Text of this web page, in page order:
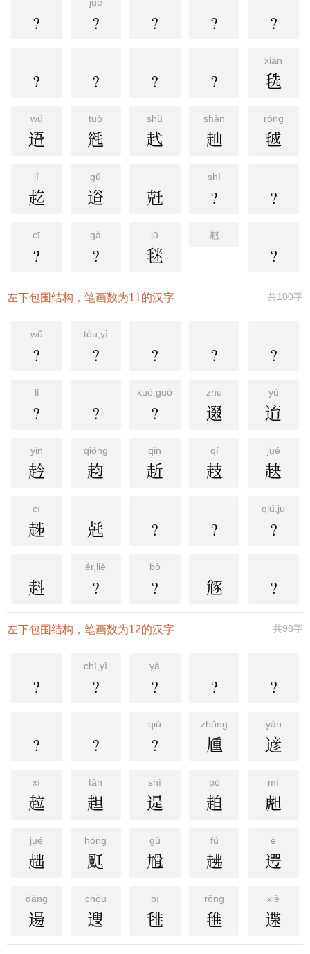
? ? ? ? ?
? ? ? ?
xiǎn
毨
wǔ
逜
tuò
毤
shǔ
䞖
shàn
赸
róng
㲓
jí
䞘
gǔ
逧 兛
shì
? ?
cī
?
gà
?
jū
毩
屗
?
共100字
左下包围结构，笔画数为11的汉字
wǔ
?
tòu,yì
? ? ? ?
lǐ
? ?
kuò,guó
?
zhú
逫
yù
逳
yǐn
赺
qióng
赹
qǐn
赾
qí
䞚
jué
赽
cī
趀 兞 ? ?
qiú,jū
?
﨣
ér,liè
?
bò
? 䝇 ?
共98字
左下包围结构，笔画数为12的汉字
?
chì,yì
?
yà
? ? ?
? ?
qiǔ
?
zhǒng
尰
yǎn
遃
xì
趇
tǎn
䞡
shí
遈
pò
䞟
mì
䖑
jué
趉
hóng
䫹
gǔ
尳
fú
䞞
è
遌
dàng
逿
chòu
遚
bī
毴
rǒng
㲝
xiè
䢡